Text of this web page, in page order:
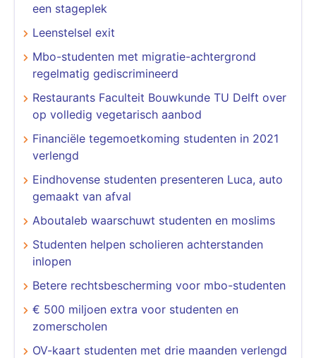
een stageplek
Leenstelsel exit
Mbo-studenten met migratie-achtergrond
regelmatig gediscrimineerd
Restaurants Faculteit Bouwkunde TU Delft over
op volledig vegetarisch aanbod
Financiële tegemoetkoming studenten in 2021
verlengd
Eindhovense studenten presenteren Luca, auto
gemaakt van afval
Aboutaleb waarschuwt studenten en moslims
Studenten helpen scholieren achterstanden
inlopen
Betere rechtsbescherming voor mbo-studenten
€ 500 miljoen extra voor studenten en
zomerscholen
OV-kaart studenten met drie maanden verlengd